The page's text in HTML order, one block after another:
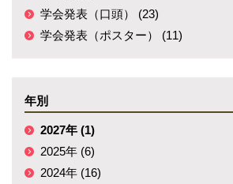
学会発表（口頭） (23)
学会発表（ポスター） (11)
年別
2027年 (1)
2025年 (6)
2024年 (16)